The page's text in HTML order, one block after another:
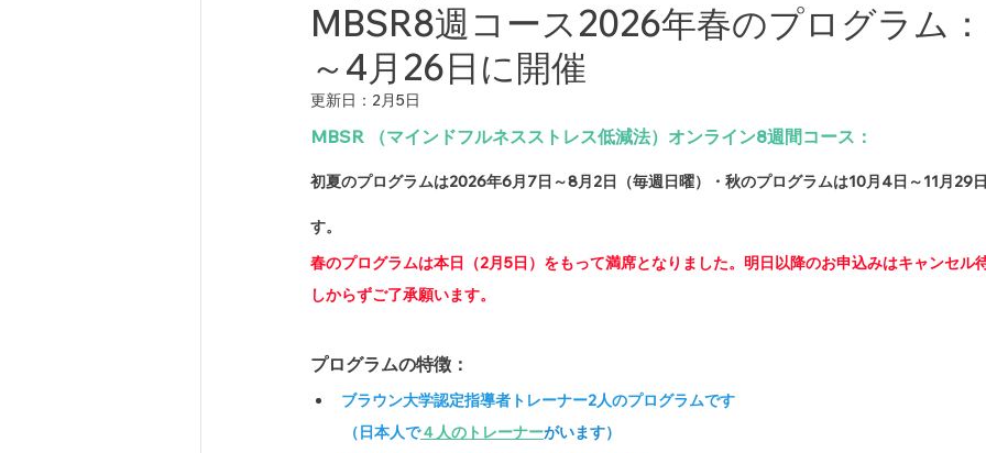
MBSR8週コース2026年春のプログラム
～4月26日に開催
更新日： 2月5日
MBSR （マインドフルネスストレス低減法）オンライン8
初夏のプログラムは2026年6月7日～8月2日（毎週日曜）・秋のプログラムは10月4日～11月29
す。
春のプログラムは本日（2月5日）をもって満席となりました。明日以降のお申込みはキャンセル
しからずご了承願います。
プログラムの特徴：
ブラウン大学認定指導者トレーナー2人のプログラムです
          （日本人で
４人のトレーナーがいます）